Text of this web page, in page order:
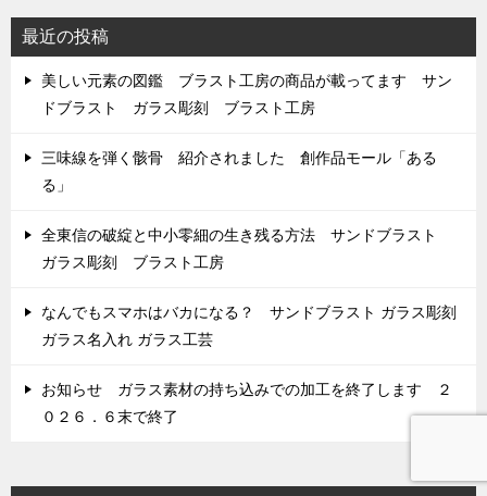
最近の投稿
美しい元素の図鑑 ブラスト工房の商品が載ってます サン
ドブラスト ガラス彫刻 ブラスト工房
三味線を弾く骸骨 紹介されました 創作品モール「ある
る」
全東信の破綻と中小零細の生き残る方法 サンドブラスト
ガラス彫刻 ブラスト工房
なんでもスマホはバカになる？ サンドブラスト ガラス彫刻
ガラス名入れ ガラス工芸
お知らせ ガラス素材の持ち込みでの加工を終了します ２
０２６．６末で終了